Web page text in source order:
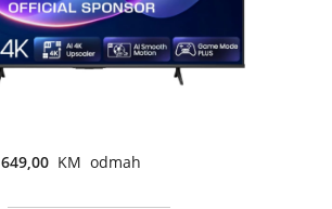
649,00 KM odmah